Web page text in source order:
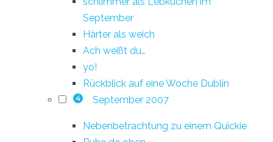
September
Härter als weich
Ach weißt du…
yo!
Rückblick auf eine Woche Dublin
4 September 2007
Nebenbetrachtung zu einem Quickie